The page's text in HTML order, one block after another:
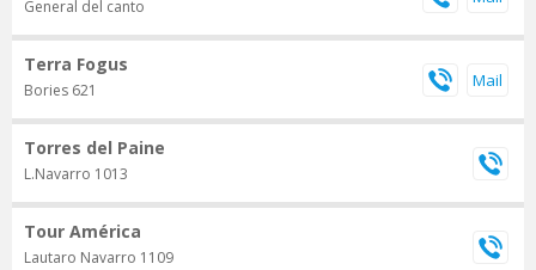
General del canto
Terra Fogus
Bories 621
Torres del Paine
L.Navarro 1013
Tour América
Lautaro Navarro 1109